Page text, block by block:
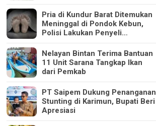
Pria di Kundur Barat Ditemukan
Meninggal di Pondok Kebun,
Polisi Lakukan Penyeli…
Nelayan Bintan Terima Bantuan
11 Unit Sarana Tangkap Ikan
dari Pemkab
PT Saipem Dukung Penanganan
Stunting di Karimun, Bupati Beri
Apresiasi